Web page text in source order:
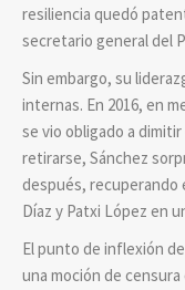
resiliencia quedó
secretario general del
Sin embargo, su
internas. En 2016, en
se vio obligado a
retirarse, Sánchez
después, recuperando
Díaz y Patxi López en
El punto de inflexión
una moción de